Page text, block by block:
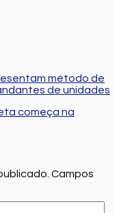
método de
de unidades
começa na
Campos